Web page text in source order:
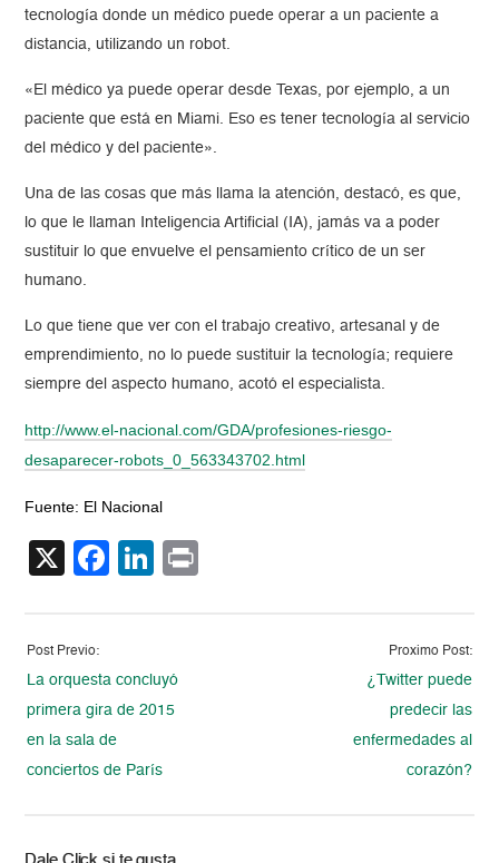
tecnología donde un médico puede operar a un paciente a
distancia, utilizando un robot.
«El médico ya puede operar desde Texas, por ejemplo, a un
paciente que está en Miami. Eso es tener tecnología al servicio
del médico y del paciente».
Una de las cosas que más llama la atención, destacó, es que,
lo que le llaman Inteligencia Artificial (IA), jamás va a poder
sustituir lo que envuelve el pensamiento crítico de un ser
humano.
Lo que tiene que ver con el trabajo creativo, artesanal y de
emprendimiento, no lo puede sustituir la tecnología; requiere
siempre del aspecto humano, acotó el especialista.
http://www.el-nacional.com/GDA/profesiones-riesgo-
desaparecer-robots_0_563343702.html
Fuente: El Nacional
X Facebook
LinkedIn
Post Previo:
La orquesta concluyó
primera gira de 2015
en la sala de
conciertos de París
Proximo Post:
¿Twitter puede
predecir las
enfermedades al
corazón?